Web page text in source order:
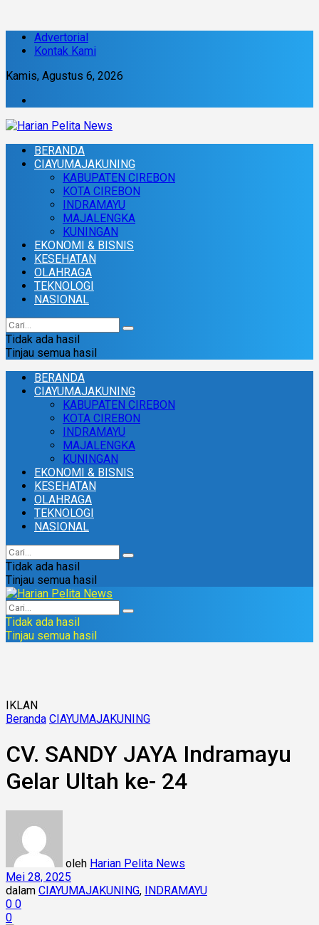
Advertorial
Kontak Kami
Kamis, Agustus 6, 2026
BERANDA
CIAYUMAJAKUNING
KABUPATEN CIREBON
KOTA CIREBON
INDRAMAYU
MAJALENGKA
KUNINGAN
EKONOMI & BISNIS
KESEHATAN
OLAHRAGA
TEKNOLOGI
NASIONAL
Tidak ada hasil
Tinjau semua hasil
BERANDA
CIAYUMAJAKUNING
KABUPATEN CIREBON
KOTA CIREBON
INDRAMAYU
MAJALENGKA
KUNINGAN
EKONOMI & BISNIS
KESEHATAN
OLAHRAGA
TEKNOLOGI
NASIONAL
Tidak ada hasil
Tinjau semua hasil
Tidak ada hasil
Tinjau semua hasil
IKLAN
Beranda CIAYUMAJAKUNING
CV. SANDY JAYA Indramayu
Gelar Ultah ke- 24
oleh Harian Pelita News
Mei 28, 2025
dalam CIAYUMAJAKUNING, INDRAMAYU
0 0
0